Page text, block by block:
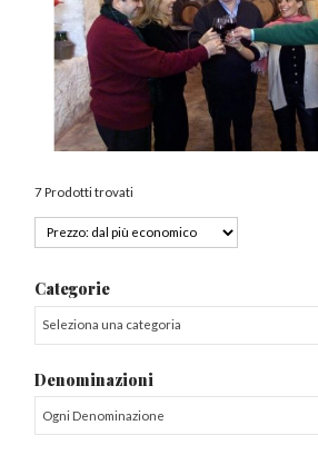
7 Prodotti trovati
Categorie
Seleziona una categoria
Denominazioni
Ogni Denominazione